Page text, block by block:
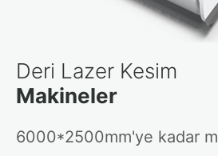
Deri Lazer Kesim
Makineler
6000*2500mm'ye kadar